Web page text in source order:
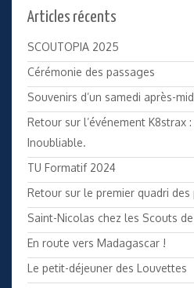
Articles récents
SCOUTOPIA 2025
Cérémonie des passages
Souvenirs d’un samedi après-
Retour sur l’événement K8strax
Inoubliable.
TU Formatif 2024
Retour sur le premier quadri des
Saint-Nicolas chez les Scouts
En route vers Madagascar !
Le petit-déjeuner des Louvettes